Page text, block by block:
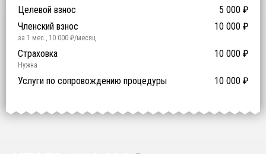
Компенсационный фонд договорных обязательств
й уровень ответственности:
Целевой взнос
5 000 ₽
Членский взнос
10 000 ₽
за 1 мес., 10 000 ₽/месяц
Предоставление специалистов НРС 0 ₽
0₽ за человека
Сертификат ISO 9001 14 500 ₽
ISO 9001
Сертификат ISO 14001 14 500 ₽
ISO 14001
Сертификат OHSAS 18001 14 500 ₽
OHSAS 18001
Страховка 10 000 ₽
Нужна
Услуги по сопровождению процедуры 10 000 ₽